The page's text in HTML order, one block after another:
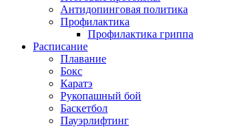
Антидопинговая политика
Профилактика
Профилактика гриппа
Расписание
Плавание
Бокс
Каратэ
Рукопашный бой
Баскетбол
Пауэрлифтинг